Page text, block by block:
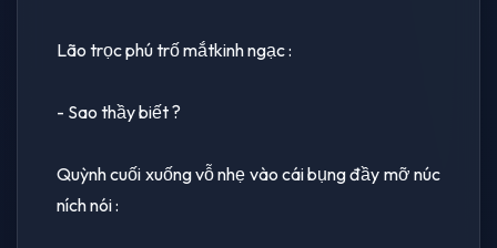
Lão trọc phú trố mắtkinh ngạc :
- Sao thầy biết ?
Quỳnh cuối xuống vỗ nhẹ vào cái bụng đầy mỡ núc
ních nói :